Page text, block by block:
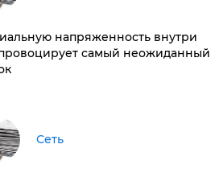
напряженность внутри
самый неожиданный
Сеть